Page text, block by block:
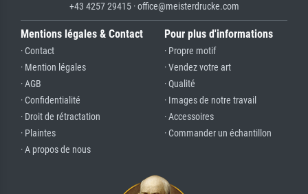
+43 4257 29415 · office@meisterdrucke.com
Mentions légales & Contact
· Contact
· Mention légales
· AGB
· Confidentialité
· Droit de rétractation
· Plaintes
· A propos de nous
Pour plus d'informations
· Propre motif
· Vendez votre art
· Qualité
· Images de notre travail
· Accessoires
· Commander un échantillon